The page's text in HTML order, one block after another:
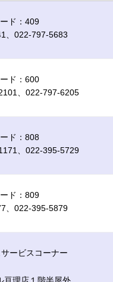
ド：409
、022-797-5683
ド：600
、022-797-6205
ド：808
、022-395-5729
ド：809
、022-395-5879
ービスコーナー